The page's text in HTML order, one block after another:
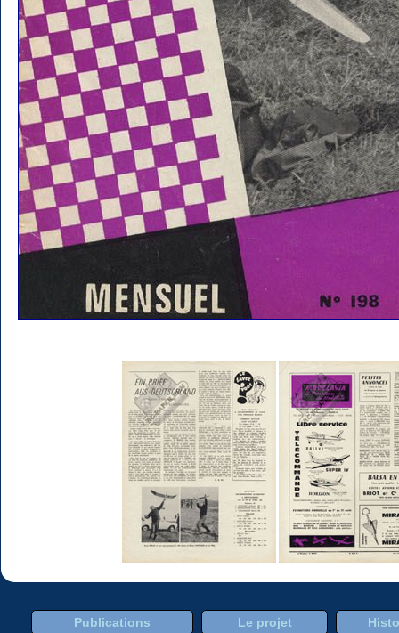
Publications Le projet